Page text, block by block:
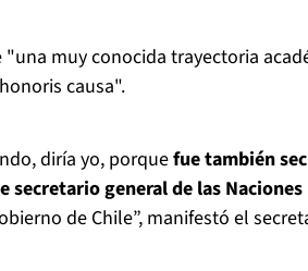
muy conocida trayectoria
causa".
diría yo, porquefue también
secretario general de las Naciones
de Chile”, manifestó el